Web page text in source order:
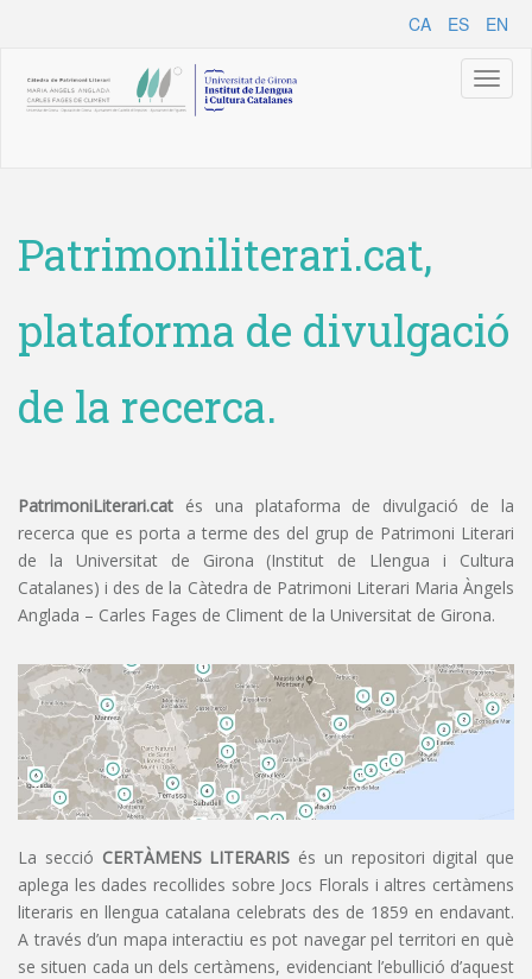
CA ES EN
Patrimoniliterari.cat,
plataforma de divulgació
de la recerca.
PatrimoniLiterari.cat és una plataforma de divulgació de la
recerca que es porta a terme des del grup de Patrimoni Literari
de la Universitat de Girona (Institut de Llengua i Cultura
Catalanes) i des de la Càtedra de Patrimoni Literari Maria Àngels
Anglada – Carles Fages de Climent de la Universitat de Girona.
La secció CERTÀMENS LITERARIS és un repositori digital que
aplega les dades recollides sobre Jocs Florals i altres certàmens
literaris en llengua catalana celebrats des de 1859 en endavant.
A través d’un mapa interactiu es pot navegar pel territori en què
se situen cada un dels certàmens, evidenciant l’ebullició d’aquest